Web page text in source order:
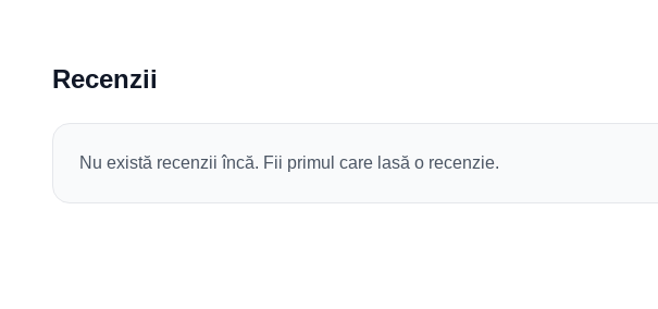
Recenzii
Nu există recenzii încă. Fii primul care lasă o recenzie.